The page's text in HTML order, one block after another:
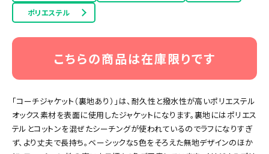
ポリエステル
こちらの商品は在庫限りです
「コーチジャケット（裏地あり）」は、耐久性と撥水性が高いポリエステル
オックス素材を表面に使用したジャケットになります。裏地にはポリエス
テルとコットンを混ぜたシーチングが使われているのでラフになりすぎ
ず、より丈夫で長持ち。ベーシックな5色をそろえた無地デザインのほか